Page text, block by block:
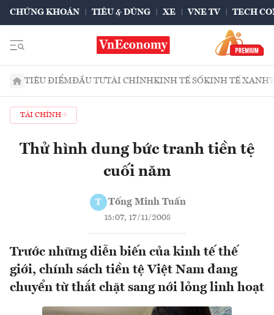
CHỨNG KHOÁN TIÊU & DÙNG XE VNE TV TECH
TIÊU ĐIỂMĐẦU TƯTÀI CHÍNHKINH TẾ SỐKINH TẾ XANH
TÀI CHÍNH
Thử hình dung bức tranh tiền tệ
cuối năm
T Tống Minh Tuấn
15:07, 17/11/2008
Trước những diễn biến của kinh tế thế
giới, chính sách tiền tệ Việt Nam đang
chuyển từ thắt chặt sang nới lỏng linh hoạt